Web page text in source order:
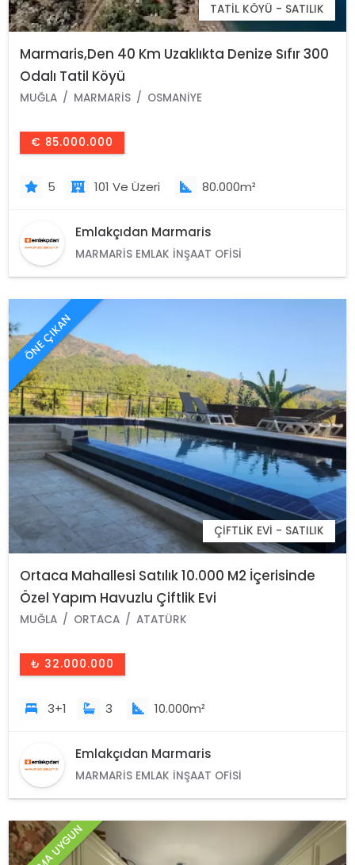
TATIL KÖYÜ - SATILIK
Marmaris,Den 40 Km Uzaklıkta Denize Sıfır 300
Odalı Tatil Köyü
MUĞLA MARMARIS OSMANIYE
€ 85.000.000
5 101 Ve Üzeri 80.000m²
Emlakçıdan Marmaris
MARMARIS EMLAK İNŞAAT OFISI
ÖNE ÇIKAN
ÇIFTLIK EVI - SATILIK
Ortaca Mahallesi Satılık 10.000 M2 İçerisinde
Özel Yapım Havuzlu Çiftlik Evi
MUĞLA ORTACA ATATÜRK
₺ 32.000.000
3+1 3 10.000m²
Emlakçıdan Marmaris
MARMARIS EMLAK İNŞAAT OFISI